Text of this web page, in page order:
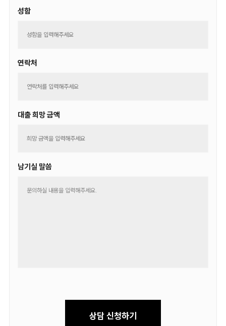
성함
연락처
대출 희망 금액
남기실 말씀
상담 신청하기